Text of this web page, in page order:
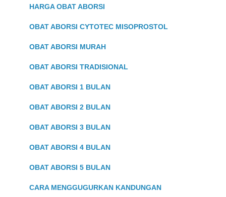
HARGA OBAT ABORSI
OBAT ABORSI CYTOTEC MISOPROSTOL
OBAT ABORSI MURAH
OBAT ABORSI TRADISIONAL
OBAT ABORSI 1 BULAN
OBAT ABORSI 2 BULAN
OBAT ABORSI 3 BULAN
OBAT ABORSI 4 BULAN
OBAT ABORSI 5 BULAN
CARA MENGGUGURKAN KANDUNGAN